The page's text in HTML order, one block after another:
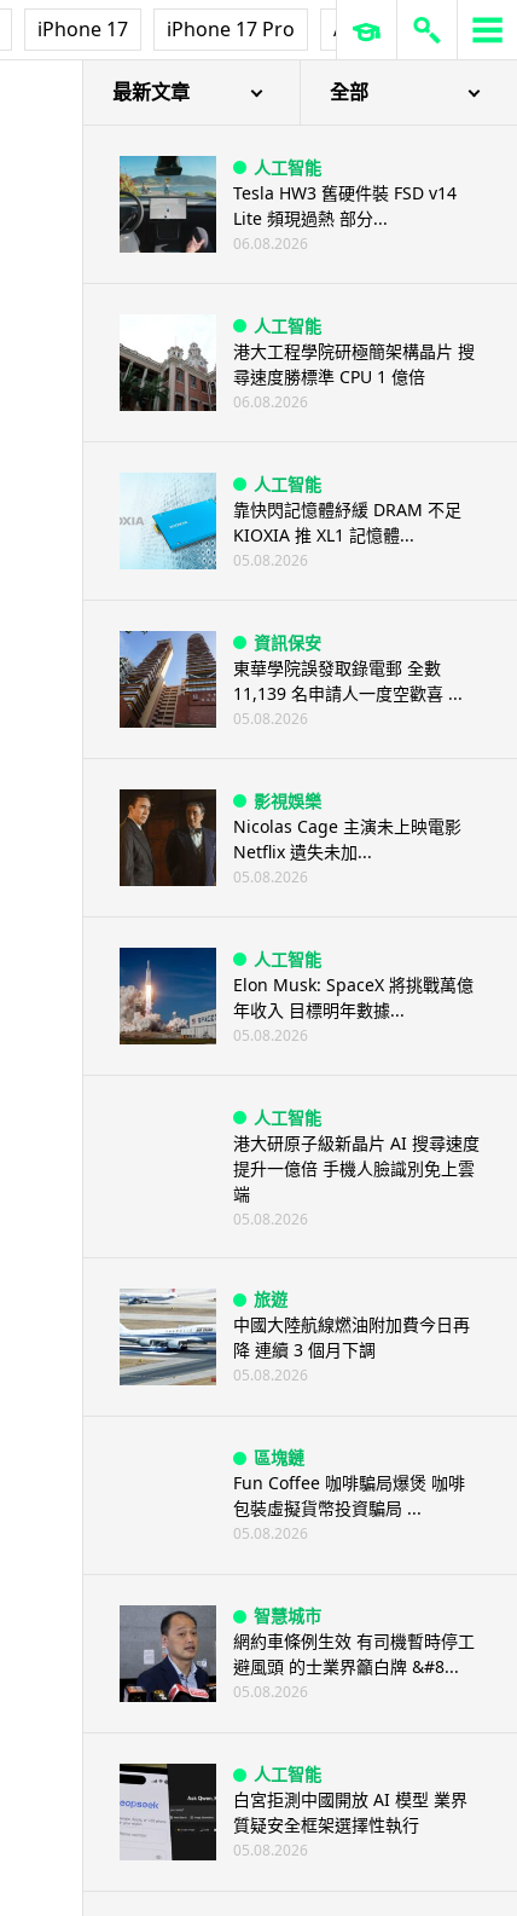
iPhone 17 iPhone 17 Pro AirPods Pro 3
最新文章 全部
人工智能
Tesla HW3 舊硬件裝 FSD v14
Lite 頻現過熱 部分...
06.08.2026
人工智能
港大工程學院研極簡架構晶片 搜
尋速度勝標準 CPU 1 億倍
06.08.2026
人工智能
靠快閃記憶體紓緩 DRAM 不足
KIOXIA 推 XL1 記憶體...
05.08.2026
資訊保安
東華學院誤發取錄電郵 全數
11,139 名申請人一度空歡喜 ...
05.08.2026
影視娛樂
Nicolas Cage 主演未上映電影
Netflix 遺失未加...
05.08.2026
人工智能
Elon Musk: SpaceX 將挑戰萬億
年收入 目標明年數據...
05.08.2026
人工智能
港大研原子級新晶片 AI 搜尋速度
提升一億倍 手機人臉識別免上雲
端
05.08.2026
旅遊
中國大陸航線燃油附加費今日再
降 連續 3 個月下調
05.08.2026
區塊鏈
Fun Coffee 咖啡騙局爆煲 咖啡
包裝虛擬貨幣投資騙局 ...
05.08.2026
智慧城市
網約車條例生效 有司機暫時停工
避風頭 的士業界籲白牌 &#8...
05.08.2026
人工智能
白宮拒測中國開放 AI 模型 業界
質疑安全框架選擇性執行
05.08.2026